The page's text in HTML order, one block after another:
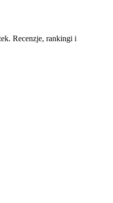
Recenzje, rankingi i